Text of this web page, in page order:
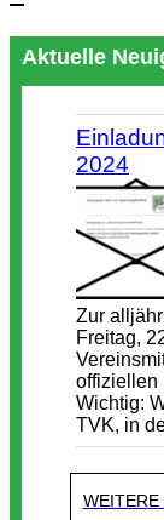
Aktuelle
2024
Zur
Freitag,
offiziellen
Wichtig:
TVK, in
WEITERE